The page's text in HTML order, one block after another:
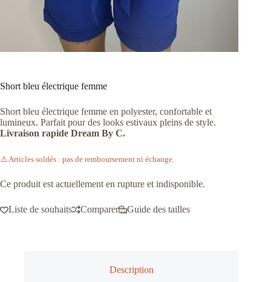
Short bleu électrique femme
Short bleu électrique femme en polyester, confortable et
lumineux. Parfait pour des looks estivaux pleins de style.
Livraison rapide Dream By C.
⚠️ Articles soldés : pas de remboursement ni échange.
Ce produit est actuellement en rupture et indisponible.
Liste de souhaits Comparer Guide des tailles
Description